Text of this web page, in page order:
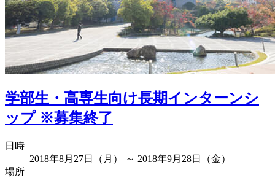
学部生・高専生向け長期インターンシ
ップ ※募集終了
日時
2018年8月27日（月） ～ 2018年9月28日（金）
場所